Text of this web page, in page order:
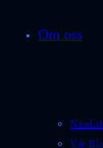
Om oss
Vår